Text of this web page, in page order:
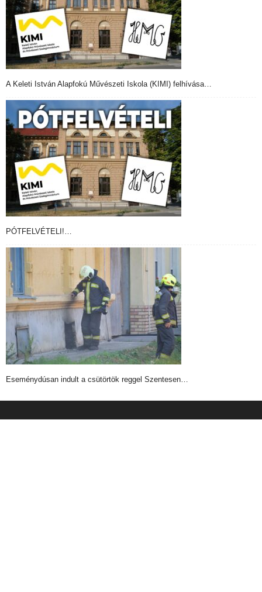
A Keleti István Alapfokú Művészeti Iskola (KIMI) felhívása…
PÓTFELVÉTELI!…
Eseménydúsan indult a csütörtök reggel Szentesen…